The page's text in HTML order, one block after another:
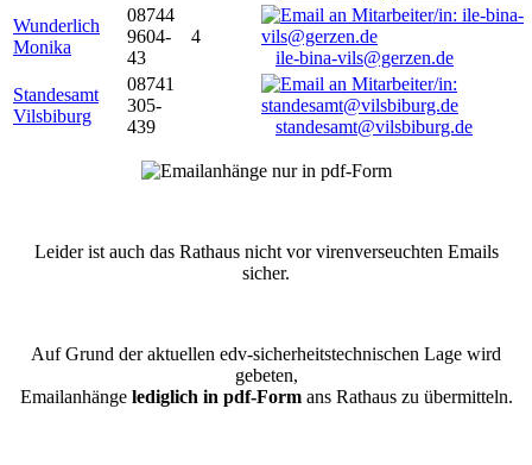
Wunderlich
Monika
08744
9604-
43
4
ile-bina-vils@gerzen.de
Standesamt
Vilsbiburg
08741
305-
439
standesamt@vilsbiburg.de
Leider ist auch das Rathaus nicht vor virenverseuchten Emails
sicher.
Auf Grund der aktuellen edv-sicherheitstechnischen Lage wird
gebeten,
Emailanhänge lediglich in pdf-Formans Rathaus zu übermitteln.